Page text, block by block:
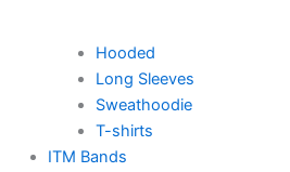
Hooded
Long Sleeves
Sweathoodie
T-shirts
ITM Bands